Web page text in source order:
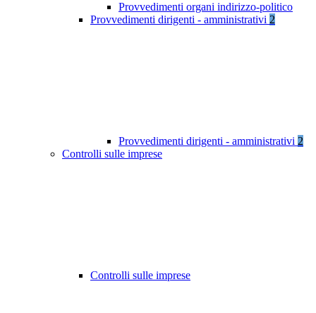
Provvedimenti organi indirizzo-politico
Provvedimenti dirigenti - amministrativi 2
Provvedimenti dirigenti - amministrativi 2
Controlli sulle imprese
Controlli sulle imprese